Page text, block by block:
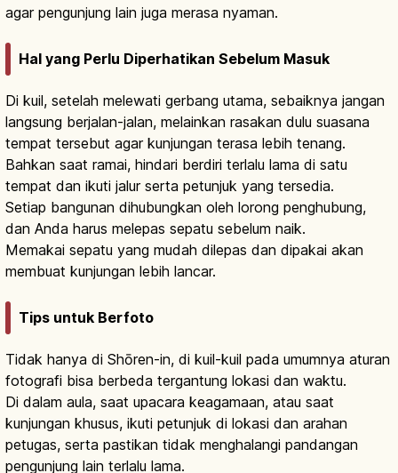
agar pengunjung lain juga merasa nyaman.
Hal yang Perlu Diperhatikan Sebelum Masuk
Di kuil, setelah melewati gerbang utama, sebaiknya jangan
langsung berjalan-jalan, melainkan rasakan dulu suasana
tempat tersebut agar kunjungan terasa lebih tenang.
Bahkan saat ramai, hindari berdiri terlalu lama di satu
tempat dan ikuti jalur serta petunjuk yang tersedia.
Setiap bangunan dihubungkan oleh lorong penghubung,
dan Anda harus melepas sepatu sebelum naik.
Memakai sepatu yang mudah dilepas dan dipakai akan
membuat kunjungan lebih lancar.
Tips untuk Berfoto
Tidak hanya di Shōren-in, di kuil-kuil pada umumnya aturan
fotografi bisa berbeda tergantung lokasi dan waktu.
Di dalam aula, saat upacara keagamaan, atau saat
kunjungan khusus, ikuti petunjuk di lokasi dan arahan
petugas, serta pastikan tidak menghalangi pandangan
pengunjung lain terlalu lama.